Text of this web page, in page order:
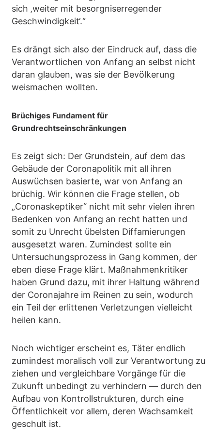
sich ‚weiter mit besorgniserregender
Geschwindigkeit‘.“
Es drängt sich also der Eindruck auf, dass die
Verantwortlichen von Anfang an selbst nicht
daran glauben, was sie der Bevölkerung
weismachen wollten.
Brüchiges Fundament für
Grundrechtseinschränkungen
Es zeigt sich: Der Grundstein, auf dem das
Gebäude der Coronapolitik mit all ihren
Auswüchsen basierte, war von Anfang an
brüchig. Wir können die Frage stellen, ob
„Coronaskeptiker“ nicht mit sehr vielen ihren
Bedenken von Anfang an recht hatten und
somit zu Unrecht übelsten Diffamierungen
ausgesetzt waren. Zumindest sollte ein
Untersuchungsprozess in Gang kommen, der
eben diese Frage klärt. Maßnahmenkritiker
haben Grund dazu, mit ihrer Haltung während
der Coronajahre im Reinen zu sein, wodurch
ein Teil der erlittenen Verletzungen vielleicht
heilen kann.
Noch wichtiger erscheint es, Täter endlich
zumindest moralisch voll zur Verantwortung zu
ziehen und vergleichbare Vorgänge für die
Zukunft unbedingt zu verhindern — durch den
Aufbau von Kontrollstrukturen, durch eine
Öffentlichkeit vor allem, deren Wachsamkeit
geschult ist.